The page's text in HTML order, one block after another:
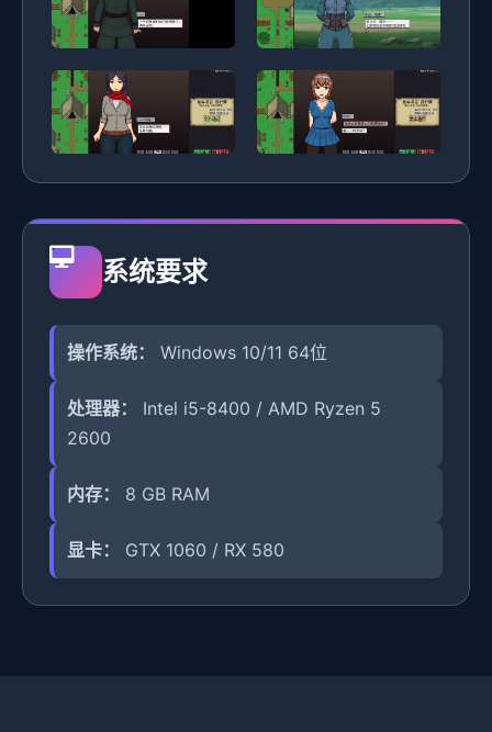
系统要求
操作系统： Windows 10/11 64位
处理器：
Intel i5-8400 / AMD Ryzen 5
2600
内存： 8 GB RAM
显卡： GTX 1060 / RX 580